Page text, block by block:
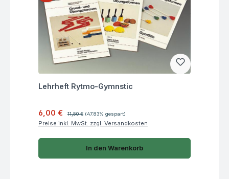
Fragen zum Artikel
Lehrheft Rytmo-Gymnstic
Verkaufspreis:
6,00 € 11,50 € (47.83% gespart)
Preise inkl. MwSt. zzgl. Versandkosten
In den Warenkorb